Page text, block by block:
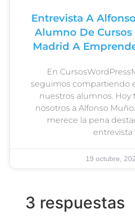
Entrevista A
Alumno De Cursos
Madrid A
En
seguimos compartiendo
nuestros alumnos. Hoy
nosotros a Alfonso
merece la pena
entrevista
19 octubre,
3 respuestas